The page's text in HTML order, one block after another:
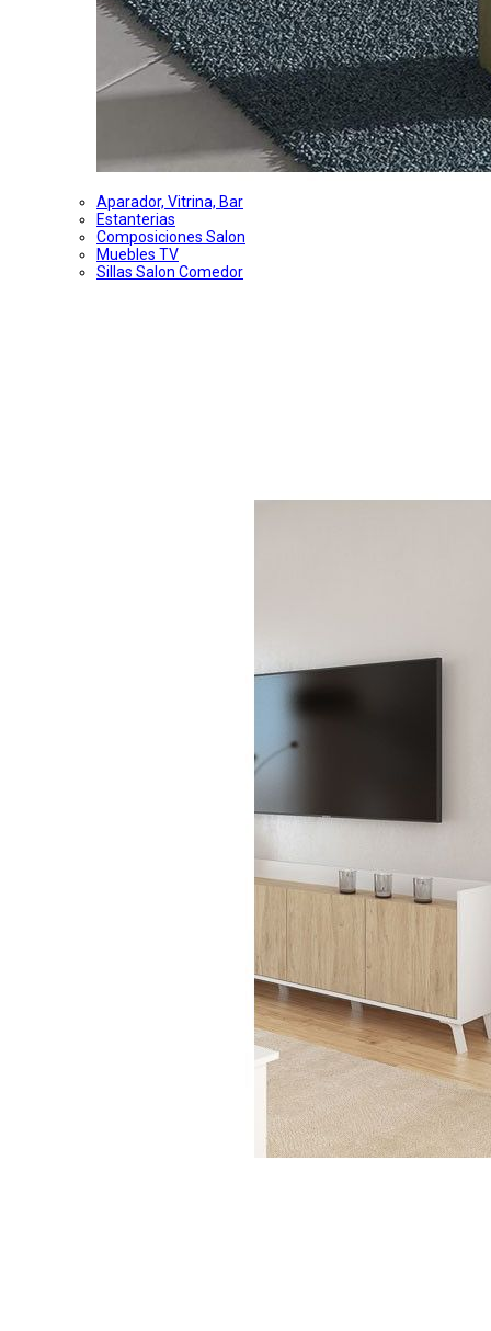
Aparador, Vitrina, Bar
Estanterias
Composiciones Salon
Muebles TV
Sillas Salon Comedor